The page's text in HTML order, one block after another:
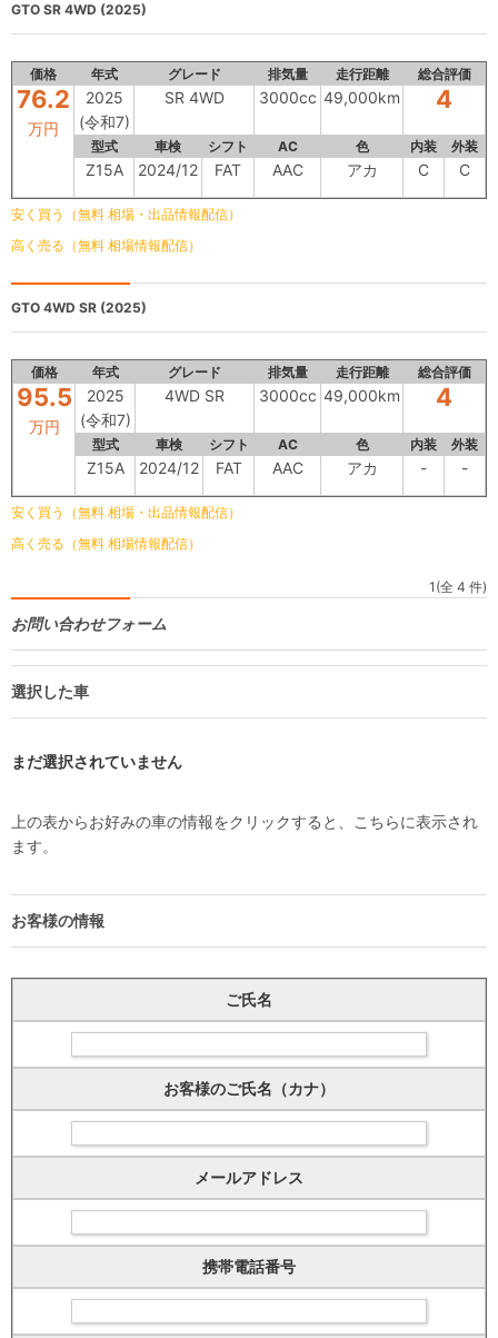
GTO SR 4WD (2025)
価格 年式 グレード 排気量 走行距離 総合評価
76.2
万円
2025
(令和7)
SR 4WD 3000cc 49,000km 4
型式 車検 シフト AC 色 内装 外装
Z15A 2024/12 FAT AAC アカ C C
安く買う（無料 相場・出品情報配信）
高く売る（無料 相場情報配信）
GTO 4WD SR (2025)
価格 年式 グレード 排気量 走行距離 総合評価
95.5
万円
2025
(令和7)
4WD SR 3000cc 49,000km 4
型式 車検 シフト AC 色 内装 外装
Z15A 2024/12 FAT AAC アカ - -
安く買う（無料 相場・出品情報配信）
高く売る（無料 相場情報配信）
1(全 4 件)
お問い合わせフォーム
選択した車
まだ選択されていません
上の表からお好みの車の情報をクリックすると、こちらに表示され
ます。
お客様の情報
ご氏名
お客様のご氏名（カナ）
メールアドレス
携帯電話番号